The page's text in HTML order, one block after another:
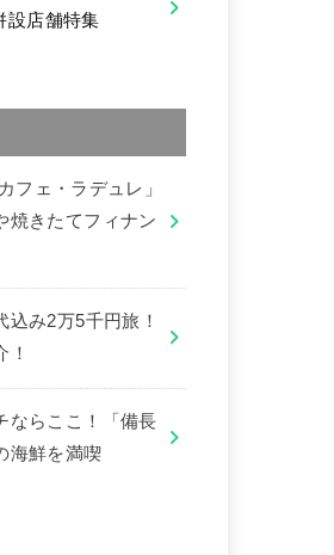
設店舗特集
フェ・ラデュレ」
焼きたてフィナン
込み2万5千円旅！
！
ならここ！「備長
海鮮を満喫